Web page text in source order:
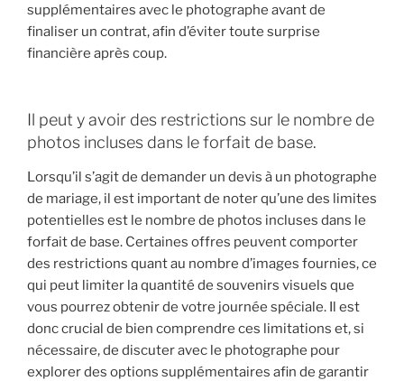
supplémentaires avec le photographe avant de
finaliser un contrat, afin d’éviter toute surprise
financière après coup.
Il peut y avoir des restrictions sur le nombre de
photos incluses dans le forfait de base.
Lorsqu’il s’agit de demander un devis à un photographe
de mariage, il est important de noter qu’une des limites
potentielles est le nombre de photos incluses dans le
forfait de base. Certaines offres peuvent comporter
des restrictions quant au nombre d’images fournies, ce
qui peut limiter la quantité de souvenirs visuels que
vous pourrez obtenir de votre journée spéciale. Il est
donc crucial de bien comprendre ces limitations et, si
nécessaire, de discuter avec le photographe pour
explorer des options supplémentaires afin de garantir